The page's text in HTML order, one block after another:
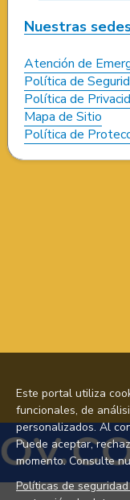
Nuestras
Atención de
Política de
Política de
Mapa de Sitio
Política de
Este portal utiliza
funcionales, de
personalizados. Al
Puede aceptar,
momento. Consulte
Políticas de